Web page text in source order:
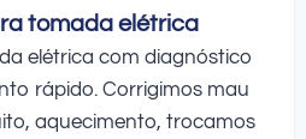
tomada elétrica
elétrica com diagnóstico
rápido. Corrigimos mau
aquecimento, trocamos